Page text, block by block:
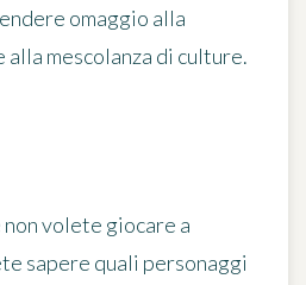
omaggio alla
mescolanza di culture.
volete giocare a
sapere quali personaggi